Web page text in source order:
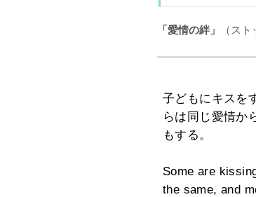
「愛情の絆」 （スト
子どもにキスを
らは同じ愛情か
もする。
Some are
the same, and